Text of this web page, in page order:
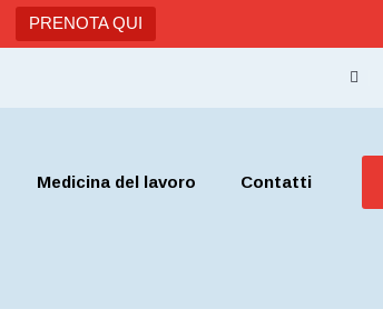
PRENOTA QUI
Medicina del lavoro Contatti